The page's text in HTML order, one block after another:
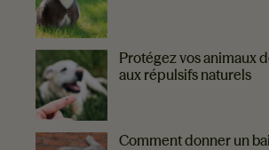
Protégez vos animaux
aux répulsifs naturels
Comment donner un